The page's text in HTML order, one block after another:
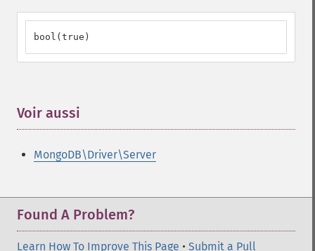
bool(true)
Voir aussi
MongoDB\Driver\Server
Found A Problem?
Learn How To Improve This Page • Submit a Pull